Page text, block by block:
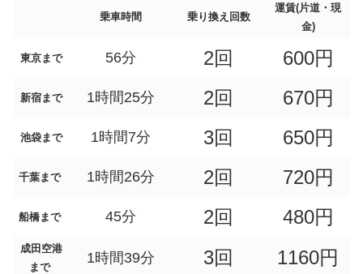
乗車時間 乗り換え回数
運賃(片道・現
金)
東京まで 56分 2回 600円
新宿まで 1時間25分 2回 670円
池袋まで 1時間7分 3回 650円
千葉まで 1時間26分 2回 720円
船橋まで 45分 2回 480円
成田空港
まで
1時間39分 3回 1160円